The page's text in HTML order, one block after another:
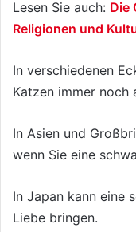
Lesen Sie auch: Die
Religionen und
In verschiedenen
Katzen immer noch
In Asien und
wenn Sie eine
In Japan kann eine
Liebe bringen.